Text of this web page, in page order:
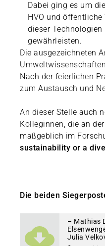
Dabei ging es um
HVO und
dieser
gewährleisten.
Die ausgezeichneten
Nach der feierlichen
zum Austausch und
An dieser Stelle auch
Kolleginnen, die an
maßgeblich im
sustainability or a
Die beiden
– Mathias
Julia